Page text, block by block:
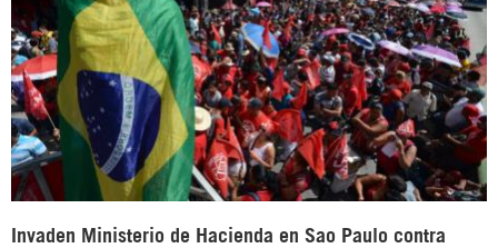
Invaden Ministerio de Hacienda en Sao Paulo contra